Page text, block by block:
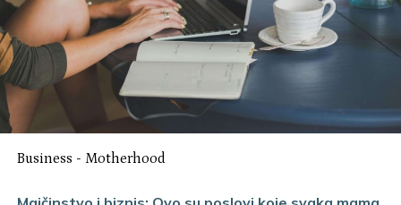
Business - Motherhood